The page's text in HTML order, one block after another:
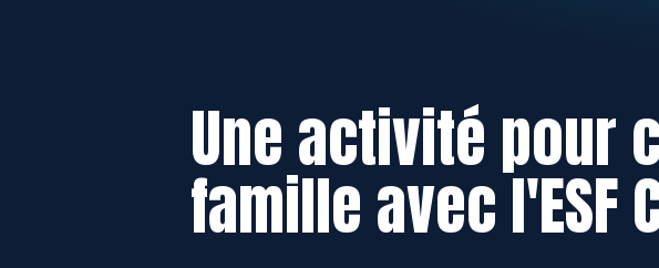
Une activité pour
famille avec l'ESF